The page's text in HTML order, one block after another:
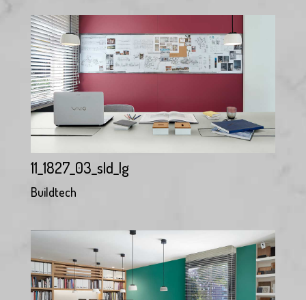
11_1827_03_sld_lg
Buildtech